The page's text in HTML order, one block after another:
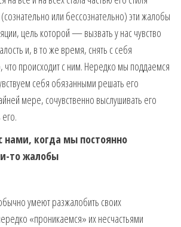
или бессознательно) эти жалобы
цель которой — вызвать у нас чувство
и, в то же время, снять с себя
что происходит с ним. Нередко мы поддаемся
себя обязанными решать его
мере, сочувственно выслушивать его
нами, когда мы постоянно
то жалобы
умеют разжалобить своих
«проникаемся» их несчастьями